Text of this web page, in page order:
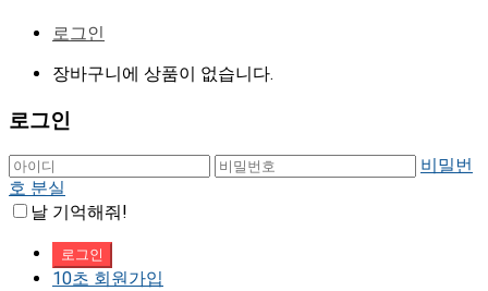
로그인
장바구니에 상품이 없습니다.
로그인
비밀번
호 분실
날 기억해줘!
10초 회원가입